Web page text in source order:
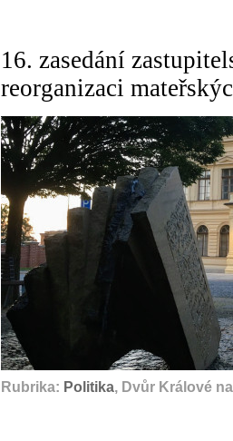
16. zasedání
reorganizaci
Rubrika: Politika, Dvůr Králové